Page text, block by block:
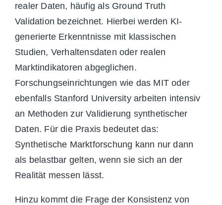
realer Daten, häufig als Ground Truth
Validation bezeichnet. Hierbei werden KI-
generierte Erkenntnisse mit klassischen
Studien, Verhaltensdaten oder realen
Marktindikatoren abgeglichen.
Forschungseinrichtungen wie das MIT oder
ebenfalls Stanford University arbeiten intensiv
an Methoden zur Validierung synthetischer
Daten. Für die Praxis bedeutet das:
Synthetische Marktforschung kann nur dann
als belastbar gelten, wenn sie sich an der
Realität messen lässt.
Hinzu kommt die Frage der Konsistenz von